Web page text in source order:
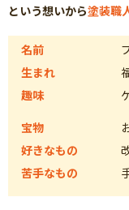
という想いから塗装職
名前
生まれ
趣味
宝物
好きなもの
苦手なもの